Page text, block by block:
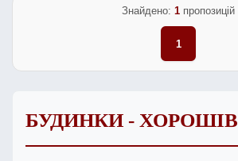
Знайдено: 1 пропозицій
1
БУДИНКИ - ХОРОШІВ